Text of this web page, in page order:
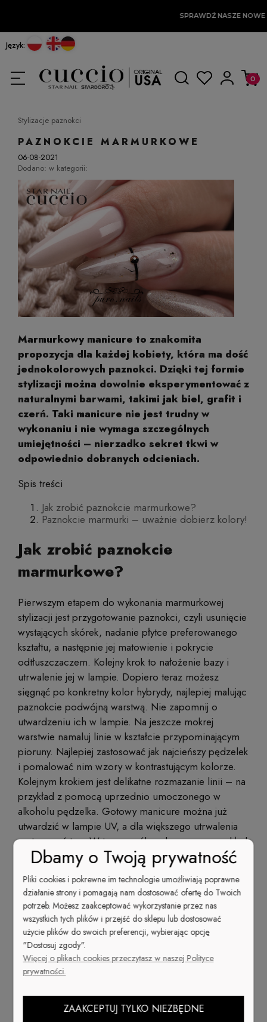
SPRAWDŹ NASZE NOWE
Język:
Stylizacje paznokci
PAZNOKCIE MARMURKOWE
06-08-2021
Dodano: w kategorii:
Marmurkowy manicure to znakomita
propozycja dla każdej kobiety, która ma dość
jednokolorowych paznokci. Dzięki tej formie
stylizacji można dowolnie eksperymentować z
naturalnymi barwami, takimi jak biel, grafit i
czerń. Taki manicure nie jest trudny w
wykonaniu i nie wymaga szczególnych
umiejętności – nierzadko sekret tkwi w
odpowiednio dobranych odcieniach.
Spis treści
Jak zrobić paznokcie marmurkowe?
Paznokcie marmurki – uważnie dobierz kolory!
Jak zrobić paznokcie
marmurkowe?
Pierwszym etapem do wykonania marmurkowej
stylizacji jest przygotowanie paznokci, czyli usunięcie
wystających skórek, nadanie płytce preferowanego
kształtu, a następnie jej matowienie i pokrycie
odtłuszczaczem. Kolejny krok to nałożenie bazy i
utrwalenie jej w lampie. Dopiero teraz możesz
sięgnąć po konkretny kolor hybrydy, najlepiej malując
paznokcie podwójną warstwą. Nie zapomnij o
utwardzeniu ich w lampie. Na jeszcze mokrej
warstwie namaluj linie w kształcie przypominającym
pioruny. Najlepiej zastosować jak najcieńszy pędzelek
i pomalować nim wzory w kontrastującym kolorze.
Kolejnym krokiem jest delikatne rozmazanie linii – na
przykład z pomocą uprzednio umoczonego w
alkoholu pędzelka. Gotowy manicure można już
utwardzić w lampie UV, a dla większego utrwalenia
zastosować top. W ten sposób wykonasz na przykład
paznokcie marmurkowe czarne lub grafitowe,
ozdabiając je wzorami w białym kolorze. Takie
kontrastujące połączenie świetnie pasuje nawet do
galowych stylizacji. Marmurek na paznokciach
możesz również wykonać za pomocą tylko jednego
lakieru. Wystarczy wybrać hybrydę z mieniącymi się
tonacjami, która pomoże zadbać o podobny efekt.
Paznokcie marmurki – uważnie
dobierz kolory!
Dbamy o Twoją prywatność
Pliki cookies i pokrewne im technologie umożliwiają poprawne
działanie strony i pomagają nam dostosować ofertę do Twoich
potrzeb. Możesz zaakceptować wykorzystanie przez nas
wszystkich tych plików i przejść do sklepu lub dostosować
użycie plików do swoich preferencji, wybierając opcję
"Dostosuj zgody".
Więcej o plikach cookies przeczytasz w naszej Polityce
prywatności.
ZAAKCEPTUJ TYLKO NIEZBĘDNE